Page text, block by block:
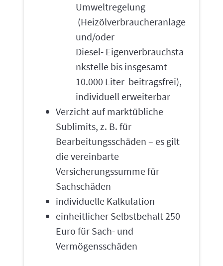
Umweltregelung
(Heizölverbraucheranlage
und/oder
Diesel- Eigenverbrauchsta
nkstelle bis insgesamt
10.000 Liter beitragsfrei),
individuell erweiterbar
Verzicht auf marktübliche
Sublimits, z. B. für
Bearbeitungsschäden – es gilt
die vereinbarte
Versicherungssumme für
Sachschäden
individuelle Kalkulation
einheitlicher Selbstbehalt 250
Euro für Sach- und
Vermögensschäden